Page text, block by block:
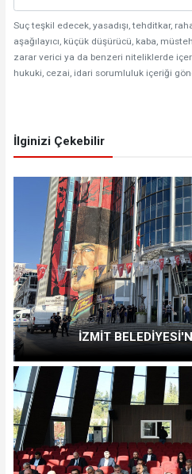
Suç teşkil edecek, yasadışı, tehditkar,
aşağılayıcı, küçük düşürücü, kaba,
zarar verici ya da benzeri niteliklerde
hukuki, cezai, idari sorumluluk içeriği
İlginizi Çekebilir
İZMİT